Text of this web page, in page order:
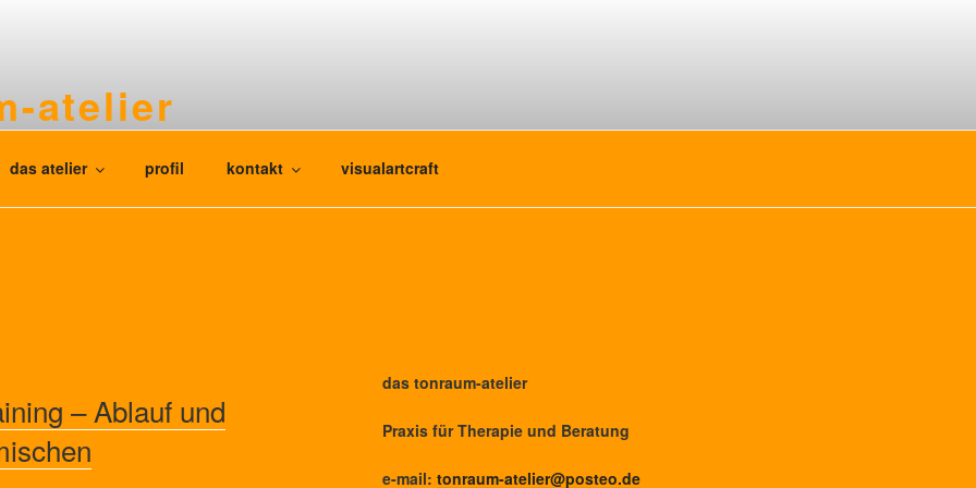
atelier
das atelier profil kontakt visualartcraft
– Ablauf und
das tonraum-atelier
Praxis für Therapie und Beratung
e-mail: tonraum-atelier@posteo.de